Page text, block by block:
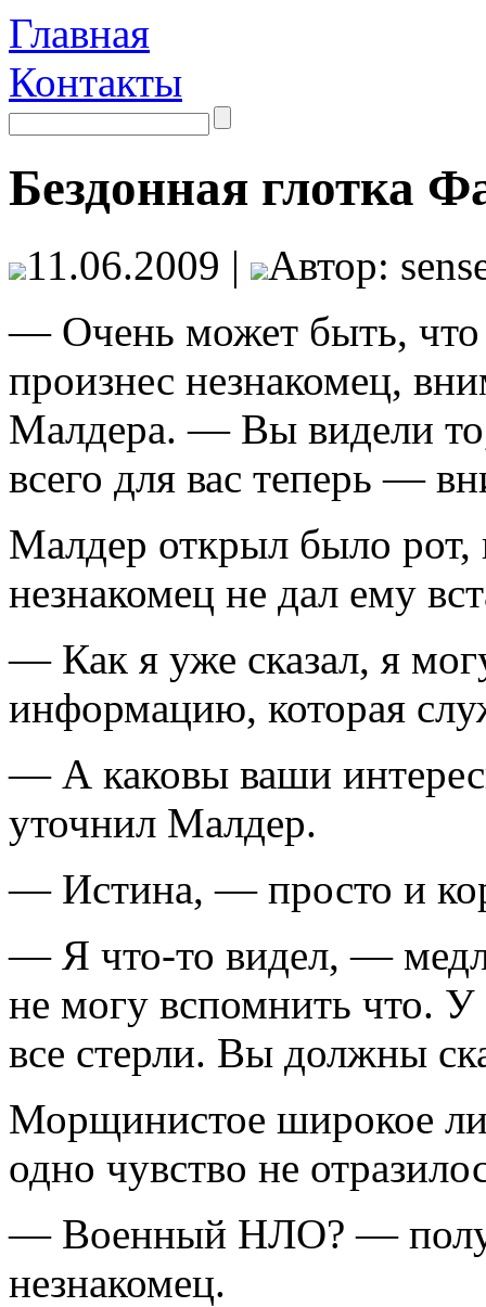
Главная
Контакты
Бездонная глотка
11.06.2009 |
Автор:
— Очень может быть,
произнес незнакомец,
Малдера. — Вы видели
всего для вас теперь —
Малдер открыл было рот,
незнакомец не дал ему
— Как я уже сказал, я
информацию, которая
— А каковы ваши
уточнил Малдер.
— Истина, — просто и
— Я что-то видел, —
не могу вспомнить что.
все стерли. Вы долж­ны
Морщинистое широкое
одно чувство не
— Военный НЛО? —
незнакомец.